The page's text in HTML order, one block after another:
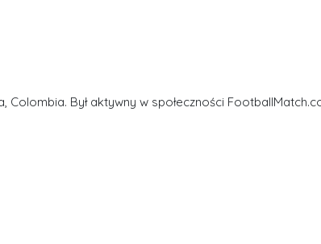
Colombia. Był aktywny w społeczności